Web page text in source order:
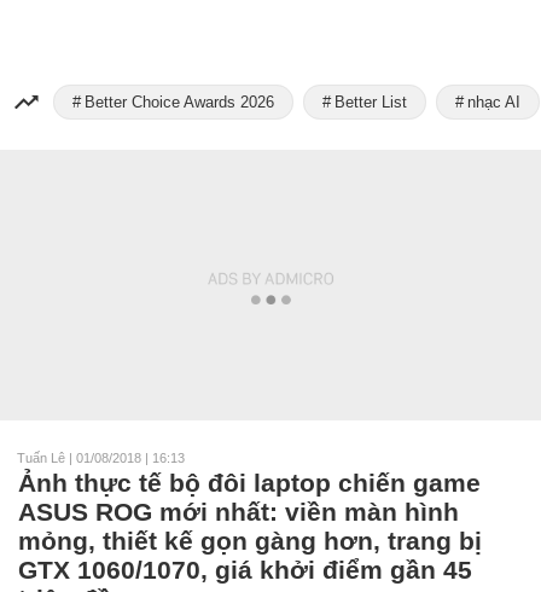
Better Choice Awards 2026 Better List nhạc AI
Tuấn Lê | 01/08/2018 | 16:13
Ảnh thực tế bộ đôi laptop chiến game
ASUS ROG mới nhất: viền màn hình
mỏng, thiết kế gọn gàng hơn, trang bị
GTX 1060/1070, giá khởi điểm gần 45